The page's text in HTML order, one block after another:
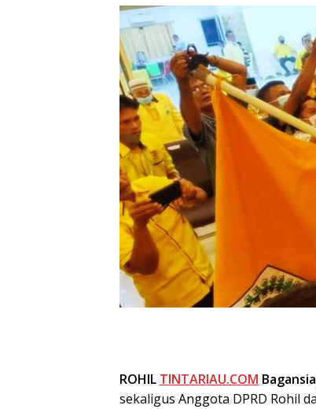
ROHIL TINTARIAU.COM
sekaligus Anggota DPRD Rohil